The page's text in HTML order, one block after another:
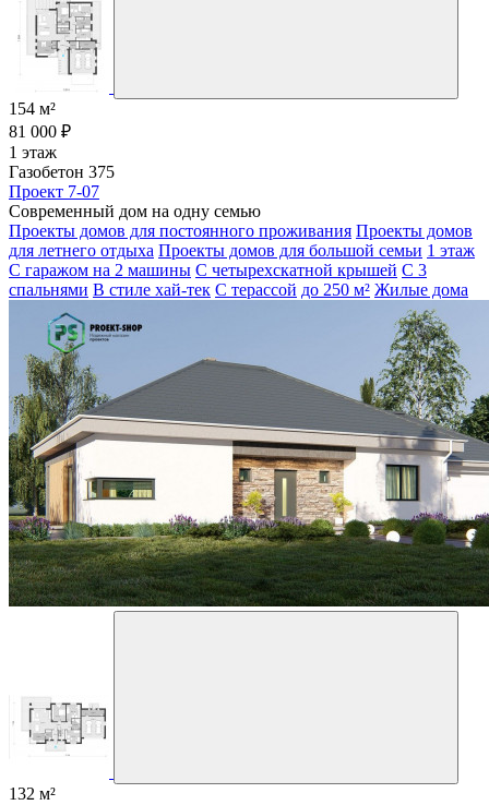
154 м²
81 000 ₽
1 этаж
Газобетон 375
Проект 7-07
Современный дом на одну семью
Проекты домов для постоянного проживания Проекты домов
для летнего отдыха Проекты домов для большой семьи 1 этаж
С гаражом на 2 машины С четырехскатной крышей С 3
спальнями В стиле хай-тек С терассой до 250 м² Жилые дома
132 м²